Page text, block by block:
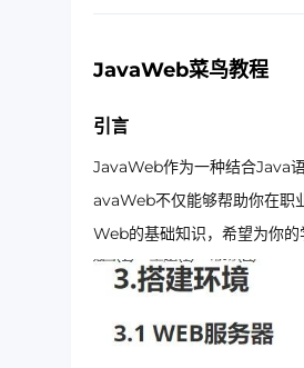
JavaWeb菜鸟教程
引言
JavaWeb作为一种结合Java
avaWeb不仅能够帮助你在职
Web的基础知识，希望为你的